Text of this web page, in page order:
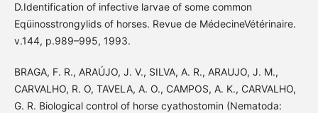
D.Identification of infective larvae of some common
Eqüinosstrongylids of horses. Revue de MédecineVétérinaire.
v.144, p.989–995, 1993.
BRAGA, F. R., ARAÚJO, J. V., SILVA, A. R., ARAUJO, J. M.,
CARVALHO, R. O, TAVELA, A. O., CAMPOS, A. K., CARVALHO,
G. R. Biological control of horse cyathostomin (Nematoda: